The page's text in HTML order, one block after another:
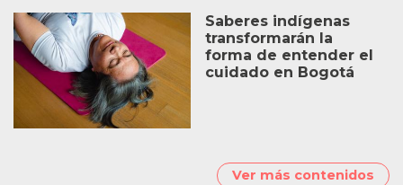
Saberes indígenas
transformarán la
forma de entender el